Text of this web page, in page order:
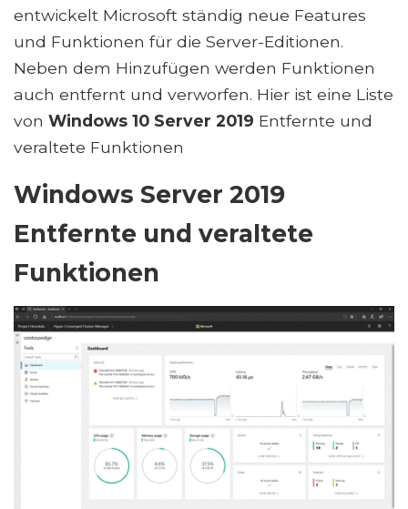
entwickelt Microsoft ständig neue Features
und Funktionen für die Server-Editionen.
Neben dem Hinzufügen werden Funktionen
auch entfernt und verworfen. Hier ist eine Liste
von Windows 10 Server 2019 Entfernte und
veraltete Funktionen
Windows Server 2019
Entfernte und veraltete
Funktionen